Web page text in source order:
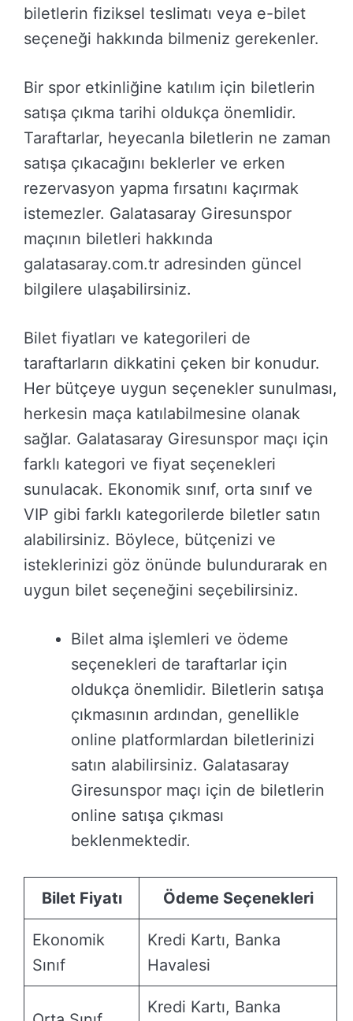
biletlerin fiziksel teslimatı veya e-bilet
seçeneği hakkında bilmeniz gerekenler.
Bir spor etkinliğine katılım için biletlerin
satışa çıkma tarihi oldukça önemlidir.
Taraftarlar, heyecanla biletlerin ne zaman
satışa çıkacağını beklerler ve erken
rezervasyon yapma fırsatını kaçırmak
istemezler. Galatasaray Giresunspor
maçının biletleri hakkında
galatasaray.com.tr adresinden güncel
bilgilere ulaşabilirsiniz.
Bilet fiyatları ve kategorileri de
taraftarların dikkatini çeken bir konudur.
Her bütçeye uygun seçenekler sunulması,
herkesin maça katılabilmesine olanak
sağlar. Galatasaray Giresunspor maçı için
farklı kategori ve fiyat seçenekleri
sunulacak. Ekonomik sınıf, orta sınıf ve
VIP gibi farklı kategorilerde biletler satın
alabilirsiniz. Böylece, bütçenizi ve
isteklerinizi göz önünde bulundurarak en
uygun bilet seçeneğini seçebilirsiniz.
Bilet alma işlemleri ve ödeme
seçenekleri de taraftarlar için
oldukça önemlidir. Biletlerin satışa
çıkmasının ardından, genellikle
online platformlardan biletlerinizi
satın alabilirsiniz. Galatasaray
Giresunspor maçı için de biletlerin
online satışa çıkması
beklenmektedir.
Bilet Fiyatı Ödeme Seçenekleri
Ekonomik
Sınıf
Kredi Kartı, Banka
Havalesi
Kredi Kartı, Banka